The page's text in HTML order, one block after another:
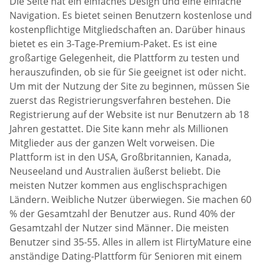
Navigation. Es bietet seinen Benutzern kostenlose und
kostenpflichtige Mitgliedschaften an. Darüber hinaus
bietet es ein 3-Tage-Premium-Paket. Es ist eine
großartige Gelegenheit, die Plattform zu testen und
herauszufinden, ob sie für Sie geeignet ist oder nicht.
Um mit der Nutzung der Site zu beginnen, müssen Sie
zuerst das Registrierungsverfahren bestehen. Die
Registrierung auf der Website ist nur Benutzern ab 18
Jahren gestattet. Die Site kann mehr als Millionen
Mitglieder aus der ganzen Welt vorweisen. Die
Plattform ist in den USA, Großbritannien, Kanada,
Neuseeland und Australien äußerst beliebt. Die
meisten Nutzer kommen aus englischsprachigen
Ländern. Weibliche Nutzer überwiegen. Sie machen 60
% der Gesamtzahl der Benutzer aus. Rund 40% der
Gesamtzahl der Nutzer sind Männer. Die meisten
Benutzer sind 35-55. Alles in allem ist FlirtyMature eine
anständige Dating-Plattform für Senioren mit einem